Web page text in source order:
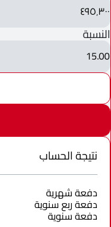
٤٩٥٬٣٠٠
النسبة
15.00
نتيجة الحساب
دفعة شهرية
دفعة ربع سنوية
دفعة سنوية